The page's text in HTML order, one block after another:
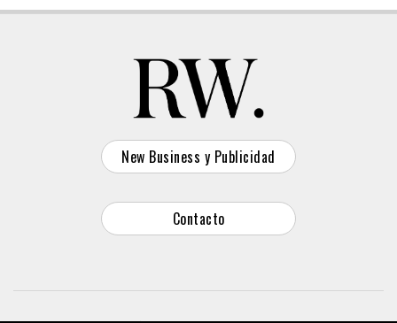
New Business y Publicidad
Contacto